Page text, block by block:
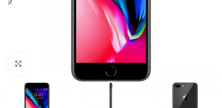
Clique para ampliar